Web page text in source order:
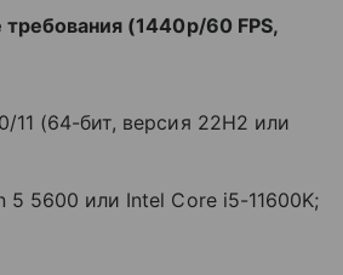
(1440p/60 FPS,
11 (64-бит, версия 22H2 или
5 5600 или Intel Core i5-11600K;